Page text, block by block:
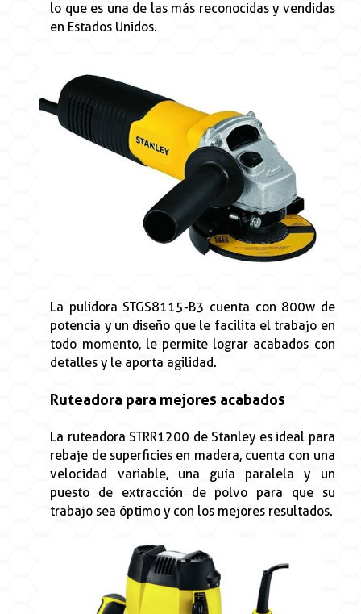
lo que es una de las más reconocidas y vendidas
en Estados Unidos.
La pulidora STGS8115-B3 cuenta con 800w de
potencia y un diseño que le facilita el trabajo en
todo momento, le permite lograr acabados con
detalles y le aporta agilidad.
Ruteadora para mejores acabados
La ruteadora STRR1200 de Stanley es ideal para
rebaje de superficies en madera, cuenta con una
velocidad variable, una guía paralela y un
puesto de extracción de polvo para que su
trabajo sea óptimo y con los mejores resultados.